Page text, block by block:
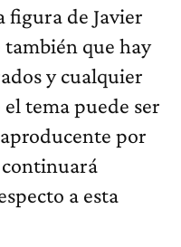
figura de Javier
también que hay
y cualquier
tema puede ser
por
a esta